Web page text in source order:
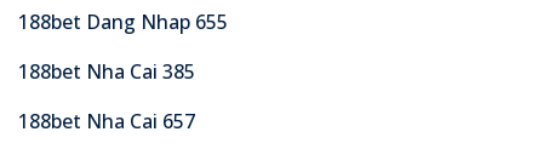
188bet Dang Nhap 655
188bet Nha Cai 385
188bet Nha Cai 657